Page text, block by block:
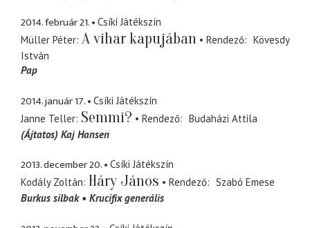
2014. február 21.
Csíki Játékszín
Müller Péter A vihar kapujában Rendező
Kövesdy
István
Pap
2014. január 17.
Csíki Játékszín
Janne Teller Semmi? Rendező
Budaházi Attila
(Ájtatos) Kaj Hansen
2013. december 20.
Csíki Játékszín
Kodály Zoltán Háry János Rendező
Szabó Emese
Burkus silbak
Krucifix generális